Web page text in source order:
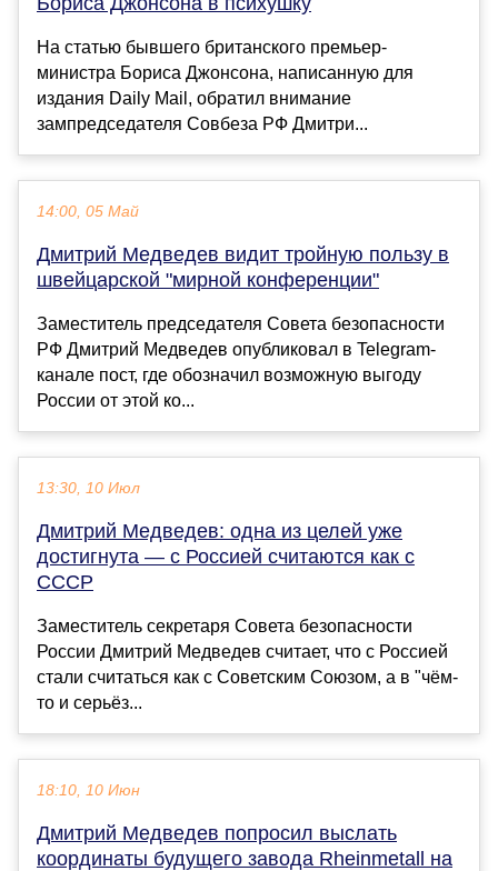
На статью бывшего британского премьер-
министра Бориса Джонсона, написанную для
издания Daily Mail, обратил внимание
зампредседателя Совбеза РФ Дмитри...
14:00, 05 Май
Дмитрий Медведев видит тройную пользу в
швейцарской "мирной конференции"
Заместитель председателя Совета безопасности
РФ Дмитрий Медведев опубликовал в Telegram-
канале пост, где обозначил возможную выгоду
России от этой ко...
13:30, 10 Июл
Дмитрий Медведев: одна из целей уже
достигнута — с Россией считаются как с
СССР
Заместитель секретаря Совета безопасности
России Дмитрий Медведев считает, что с Россией
стали считаться как с Советским Союзом, а в "чём-
то и серьёз...
18:10, 10 Июн
Дмитрий Медведев попросил выслать
координаты будущего завода Rheinmetall на